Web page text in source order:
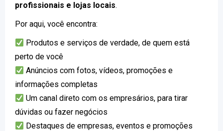
profissionais e lojas locais.
Por aqui, você encontra:
Produtos e serviços de verdade, de quem está
perto de você
Anúncios com fotos, vídeos, promoções e
informações completas
Um canal direto com os empresários, para tirar
dúvidas ou fazer negócios
Destaques de empresas, eventos e promoções